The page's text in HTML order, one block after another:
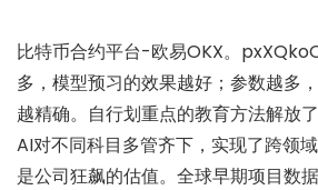
比特币合约平台-欧易OKX。
多，模型预习的效果越好；参数越多
越精确。自行划重点的教育方法解放
AI对不同科目多管齐下，实现了跨领
是公司狂飙的估值。全球早期项目数